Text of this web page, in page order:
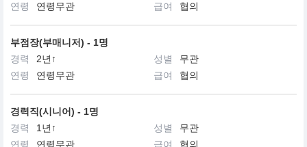
연령
연령무관 급여 협의
부점장(부매니저) - 1명
경력
2년↑ 성별
무관
연령
연령무관 급여 협의
경력직(시니어) - 1명
경력
1년↑ 성별
무관
연령
연령무관 급여 협의